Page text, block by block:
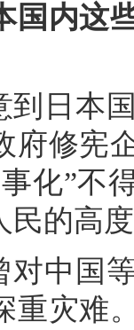
国内这
到日本
府修宪
化”不
民的高
对中国
重灾难